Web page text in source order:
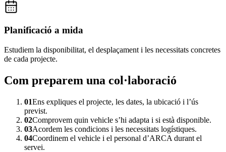
Planificació a mida
Estudiem la disponibilitat, el desplaçament i les necessitats concretes
de cada projecte.
Com preparem una col·laboració
01Ens expliques el projecte, les dates, la ubicació i l’ús
previst.
02Comprovem quin vehicle s’hi adapta i si està disponible.
03Acordem les condicions i les necessitats logístiques.
04Coordinem el vehicle i el personal d’ARCA durant el
servei.